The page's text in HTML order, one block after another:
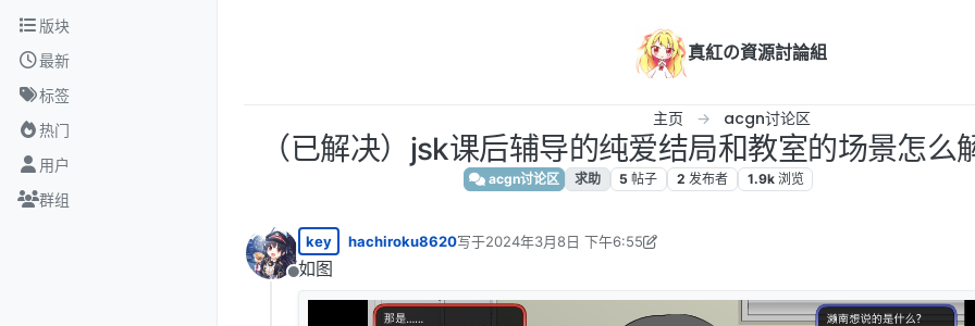
跳转至内容
版块
最新
标签
热门
用户
群组
真紅の資源討論組
主页 acgn讨论区
（已解决）jsk课后辅导的纯爱结局和教室的场景怎么
acgn讨论区 求助 5 帖子 2 发布者 1.9k 浏览
离线
key hachiroku8620写于2024年3月8日 下午6:55
最后由 hachiroku8620 编辑2024年3月8日 下午1:36
如图